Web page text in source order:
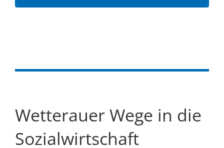
Wetterauer Wege in die
Sozialwirtschaft